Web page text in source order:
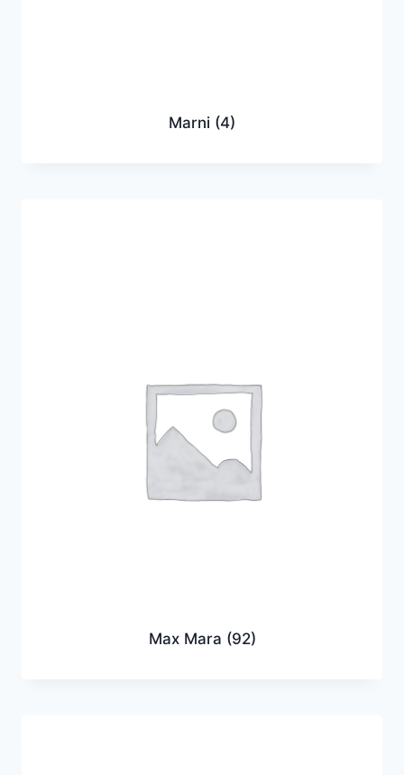
Marni (4)
Max Mara (92)